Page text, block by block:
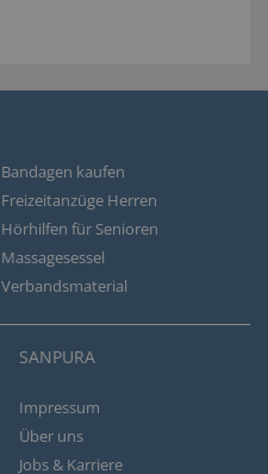
Bandagen kaufen
Freizeitanzüge Herren
Hörhilfen für Senioren
Massagesessel
Verbandsmaterial
SANPURA
Impressum
Über uns
Jobs & Karriere